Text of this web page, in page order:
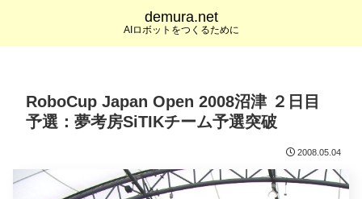
demura.net
AIロボットをつくるために
RoboCup Japan Open 2008沼津 ２日目
予選：夢考房SiTIKチーム予選突破
2008.05.04